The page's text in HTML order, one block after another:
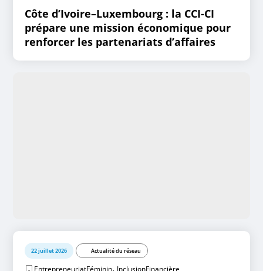
Côte d’Ivoire–Luxembourg : la CCI-CI
prépare une mission économique pour
renforcer les partenariats d’affaires
22 juillet 2026 Actualité du réseau
EntrepreneuriatFéminin, InclusionFinancière